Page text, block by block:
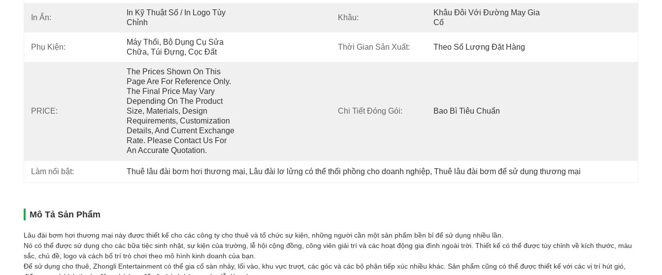
In Ấn:
In Kỹ Thuật Số / In Logo Tùy
Chỉnh
Khâu:
Khâu Đôi Với Đường May Gia
Cố
Phụ Kiện:
Máy Thổi, Bộ Dụng Cụ Sửa
Chữa, Túi Đựng, Cọc Đất
Thời Gian Sản Xuất: Theo Số Lượng Đặt Hàng
PRICE:
The Prices Shown On This
Page Are For Reference Only.
The Final Price May Vary
Depending On The Product
Size, Materials, Design
Requirements, Customization
Details, And Current Exchange
Rate. Please Contact Us For
An Accurate Quotation.
Chi Tiết Đóng Gói: Bao Bì Tiêu Chuẩn
Làm nổi bật: Thuê lâu đài bơm hơi thương mại, Lâu đài lơ lửng có thể thổi phồng cho doanh nghiệp, Thuê lâu đài bơm để sử dụng thương mại
Mô Tả Sản Phẩm
Lâu đài bơm hơi thương mại này được thiết kế cho các công ty cho thuê và tổ chức sự kiện, những người cần một sản phẩm bền bỉ để sử dụng nhiều lần.
Nó có thể được sử dụng cho các bữa tiệc sinh nhật, sự kiện của trường, lễ hội cộng đồng, công viên giải trí và các hoạt động gia đình ngoài trời. Thiết kế có thể được tùy chỉnh về kích thước, màu
sắc, chủ đề, logo và cách bố trí trò chơi theo mô hình kinh doanh của bạn.
Để sử dụng cho thuê, Zhongli Entertainment có thể gia cố sàn nhảy, lối vào, khu vực trượt, các góc và các bộ phận tiếp xúc nhiều khác. Sản phẩm cũng có thể được thiết kế với các vị trí hút gió,